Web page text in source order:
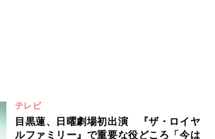
テレビ
目黒蓮、日曜劇場初出演 『ザ・ロイヤ
ルファミリー』で重要な役どころ「今は